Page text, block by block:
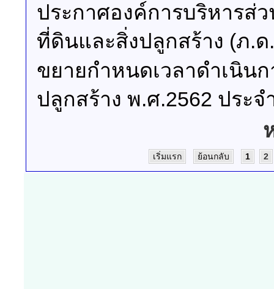
ประกาศองค์การบริหารส่
ที่ดินและสิ่งปลูกสร้าง (ภ.
ขยายกำหนดเวลาดำเนิ
ปลูกสร้าง พ.ศ.2562 ประจ
เริ่มแรก ย้อนกลับ 1 2